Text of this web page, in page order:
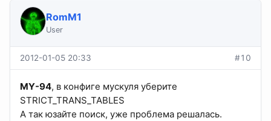
RomM1
User
2012-01-05 20:33 #10
MY-94, в конфиге мускуля уберите
STRICT_TRANS_TABLES
А так юзайте поиск, уже проблема решалась.